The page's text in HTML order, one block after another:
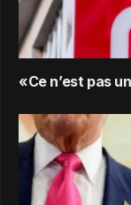
«Ce n’est pas